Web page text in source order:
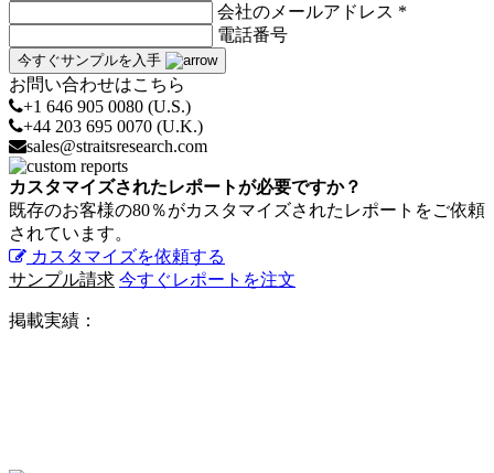
会社のメールアドレス *
電話番号
今すぐサンプルを入手
お問い合わせはこちら
+1 646 905 0080 (U.S.)
+44 203 695 0070 (U.K.)
sales@straitsresearch.com
カスタマイズされたレポートが必要ですか？
既存のお客様の80％がカスタマイズされたレポートをご依頼
されています。
カスタマイズを依頼する
サンプル請求 今すぐレポートを注文
掲載実績：